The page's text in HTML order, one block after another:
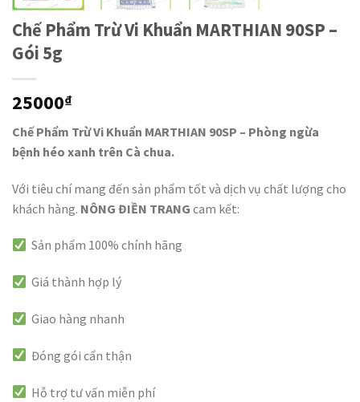
Chế Phẩm Trừ Vi Khuẩn MARTHIAN 90SP –
Gói 5g
25000₫
Chế Phẩm Trừ Vi Khuẩn MARTHIAN 90SP – Phòng ngừa
bệnh héo xanh trên Cà chua.
Với tiêu chí mang đến sản phẩm tốt và dịch vụ chất lượng cho
khách hàng. NÔNG ĐIỀN TRANG cam kết:
Sản phẩm 100% chính hãng
Giá thành hợp lý
Giao hàng nhanh
Đóng gói cẩn thận
Hỗ trợ tư vấn miễn phí